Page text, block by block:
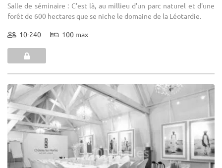
Salle de séminaire : C'est là, au millieu d'un parc naturel et d'une
forêt de 600 hectares que se niche le domaine de la Léotardie.
10-240 100 max